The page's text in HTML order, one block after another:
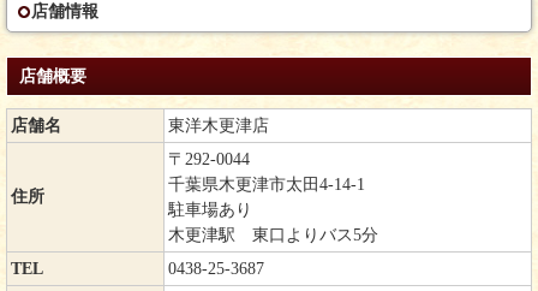
店舗情報
店舗概要
店舗名 東洋木更津店
住所
〒292-0044
千葉県木更津市太田4-14-1
駐車場あり
木更津駅 東口よりバス5分
TEL
0438-25-3687